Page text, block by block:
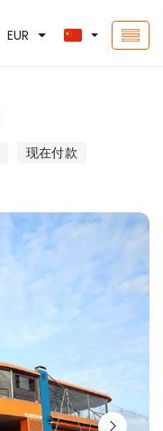
EUR
现在付款